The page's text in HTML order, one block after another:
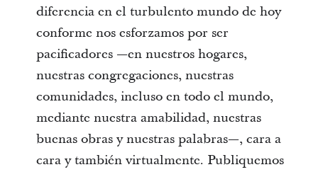
diferencia en el turbulento mundo de hoy
conforme nos esforzamos por ser
pacificadores —en nuestros hogares,
nuestras congregaciones, nuestras
comunidades, incluso en todo el mundo,
mediante nuestra amabilidad, nuestras
buenas obras y nuestras palabras—, cara a
cara y también virtualmente. Publiquemos